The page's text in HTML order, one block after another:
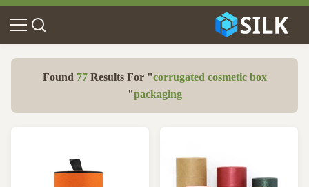
Found 77Results For "corrugated cosmetic box
packaging
"